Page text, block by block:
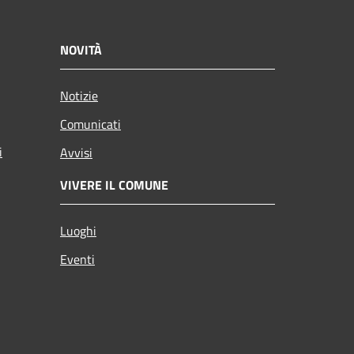
NOVITÀ
Notizie
Comunicati
Avvisi
VIVERE IL COMUNE
Luoghi
Eventi